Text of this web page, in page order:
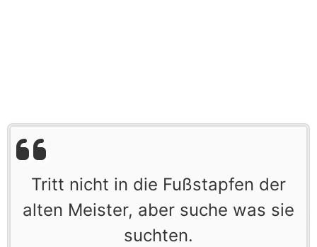
Tritt nicht in die Fußstapfen der
alten Meister, aber suche was sie
suchten.